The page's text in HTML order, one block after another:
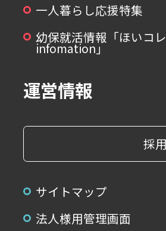
一人暮らし応援特集
幼保就活情報「ほいコレ
infomation」
運営情報
採
サイトマップ
法人様用管理画面